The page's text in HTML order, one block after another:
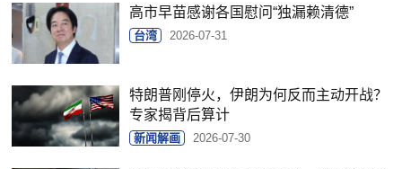
高市早苗感谢各国慰问“独漏赖清德”
台湾 2026-07-31
特朗普刚停火，伊朗为何反而主动开战？
专家揭背后算计
新闻解画 2026-07-30